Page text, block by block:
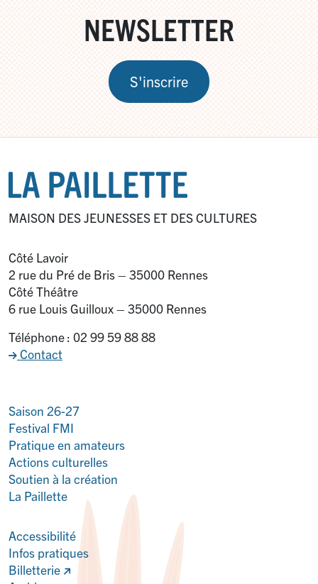
NEWSLETTER
S'inscrire
MAISON DES JEUNESSES ET DES CULTURES
Côté Lavoir
2 rue du Pré de Bris – 35000 Rennes
Côté Théâtre
6 rue Louis Guilloux – 35000 Rennes
Téléphone : 02 99 59 88 88
Contact
Saison 26-27
Festival FMI
Pratique en amateurs
Actions culturelles
Soutien à la création
La Paillette
Accessibilité
Infos pratiques
Billetterie